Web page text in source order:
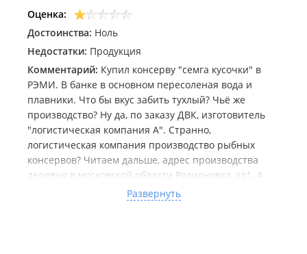
Оценка:
Достоинства: Ноль
Недостатки: Продукция
Комментарий: Купил консерву "семга кусочки" в
РЭМИ. В банке в основном пересоленая вода и
плавники. Что бы вкус забить тухлый? Чьё же
производство? Ну да, по заказу ДВК, изготовитель
"логистическая компания А". Странно,
логистическая компания производство рыбных
консервов? Читаем дальше, адрес производства
деревня в московской области Родионовка, зд1. А
там, по этому адресу, находится администрация
поселения. Администрация деревни, в кабинетах из
Развернуть